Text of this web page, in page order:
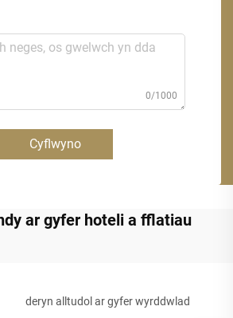
0/1000
Cyflwyno
ar gyfer hoteli a fflatiau
deryn alltudol ar gyfer wyrddwlad